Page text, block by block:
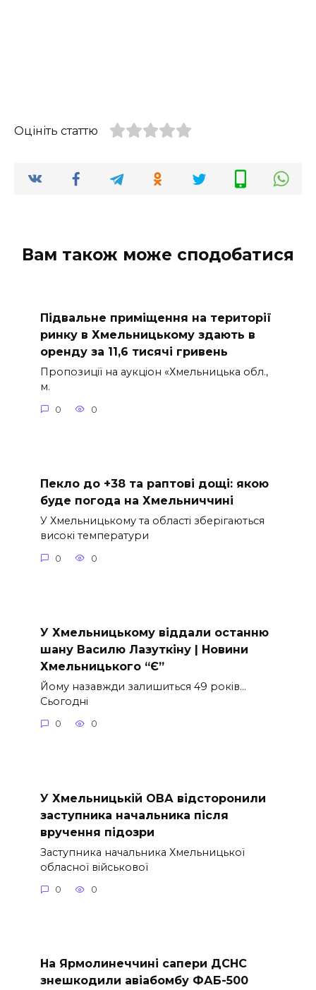
Оцініть статтю
Вам також може сподобатися
Підвальне приміщення на території
ринку в Хмельницькому здають в
оренду за 11,6 тисячі гривень
Пропозиції на аукціон «Хмельницька обл.,
м.
0 0
Пекло до +38 та раптові дощі: якою
буде погода на Хмельниччині
У Хмельницькому та області зберігаються
високі температури
0 0
У Хмельницькому віддали останню
шану Василю Лазуткіну | Новини
Хмельницького “Є”
Йому назавжди залишиться 49 років…
Сьогодні
0 0
У Хмельницькій ОВА відсторонили
заступника начальника після
вручення підозри
Заступника начальника Хмельницької
обласної військової
0 0
На Ярмолинеччині сапери ДСНС
знешкодили авіабомбу ФАБ-500